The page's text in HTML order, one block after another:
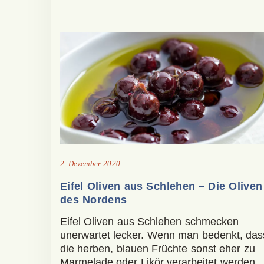
2. Dezember 2020
Eifel Oliven aus Schlehen – Die Oliven
des Nordens
Eifel Oliven aus Schlehen schmecken
unerwartet lecker. Wenn man bedenkt,
die herben, blauen Früchte sonst eher zu